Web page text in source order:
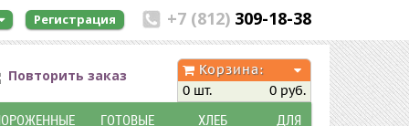
+7 (812) 309-18-38
Регистрация
Повторить заказ
Корзина:
0 шт.
0 руб.
ГОТОВЫЕ ХЛЕБ ДЛЯ